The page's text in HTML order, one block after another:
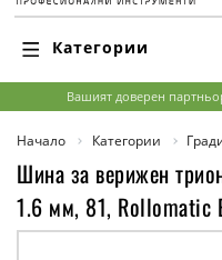
Категории
Вашият доверен
Начало Категории
Шина за верижен
1.6 мм, 81, Rollomatic